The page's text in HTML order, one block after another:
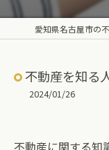
不動産を知る
2024/01/26
不動産に関する知